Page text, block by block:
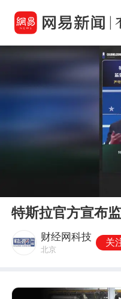
特斯拉官方宣布
财经网科技
北京
关